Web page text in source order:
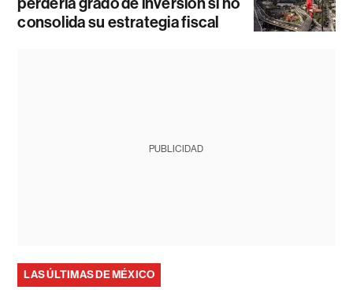
consolida su estrategia fiscal
PUBLICIDAD
LAS ÚLTIMAS DE MÉXICO